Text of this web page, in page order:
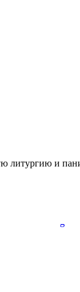
литургию и